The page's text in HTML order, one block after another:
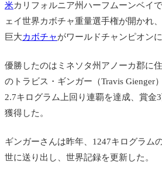
米カリフォルニア州ハーフムーンベイ
ェイ世界カボチャ重量選手権が開かれ
巨大カボチャがワールドチャンピオンに
優勝したのはミネソタ州アノーカ郡に
のトラビス・ギンガー（Travis Gienger
2.7キログラム上回り連覇を達成、賞金
獲得した。
ギンガーさんは昨年、1247キログラム
世に送り出し、世界記録を更新した。